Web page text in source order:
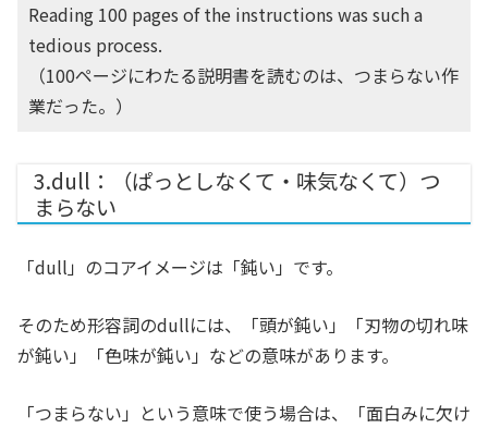
Reading 100 pages of the instructions was such a
tedious process.
（100ページにわたる説明書を読むのは、つまらない作
業だった。）
3.dull：（ぱっとしなくて・味気なくて）つ
まらない
「dull」のコアイメージは「鈍い」です。
そのため形容詞のdullには、「頭が鈍い」「刃物の切れ味
が鈍い」「色味が鈍い」などの意味があります。
「つまらない」という意味で使う場合は、「面白みに欠け